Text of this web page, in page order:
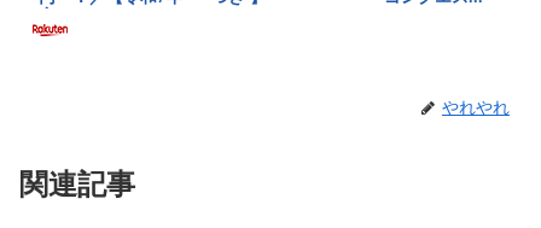
やれやれ
関連記事